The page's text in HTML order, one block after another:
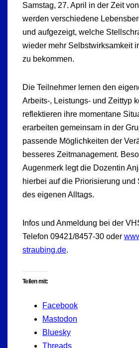
Samstag, 27. April in der Zeit
werden verschiedene
und aufgezeigt, welche
wieder mehr Selbstwirksamkeit
zu bekommen.
Die Teilnehmer lernen den
Arbeits-, Leistungs- und Zeittyp
reflektieren ihre momentane
erarbeiten gemeinsam in der
passende Möglichkeiten der
besseres Zeitmanagement.
Augenmerk legt die Dozentin
hierbei auf die Priorisierung und
des eigenen Alltags.
Infos und Anmeldung bei der
Telefon 09421/8457-30 oder
straubing.de.
Teilen mit:
Facebook
Mastodon
Bluesky
Threads